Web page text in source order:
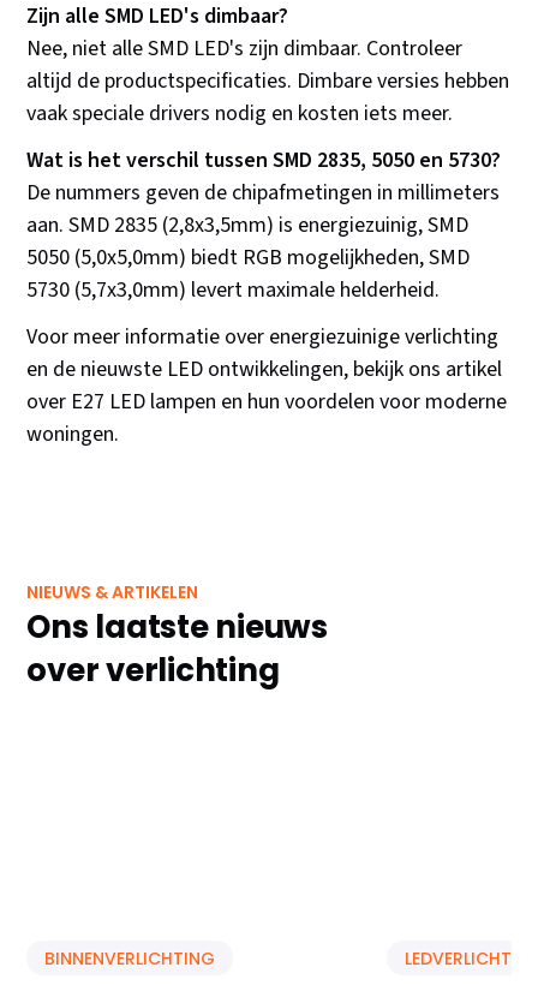
Zijn alle SMD LED's dimbaar?
Nee, niet alle SMD LED's zijn dimbaar. Controleer
altijd de productspecificaties. Dimbare versies hebben
vaak speciale drivers nodig en kosten iets meer.
Wat is het verschil tussen SMD 2835, 5050 en 5730?
De nummers geven de chipafmetingen in millimeters
aan. SMD 2835 (2,8x3,5mm) is energiezuinig, SMD
5050 (5,0x5,0mm) biedt RGB mogelijkheden, SMD
5730 (5,7x3,0mm) levert maximale helderheid.
Voor meer informatie over energiezuinige verlichting
en de nieuwste LED ontwikkelingen, bekijk ons artikel
over E27 LED lampen en hun voordelen voor moderne
woningen.
NIEUWS & ARTIKELEN
Ons laatste nieuws
over verlichting
BINNENVERLICHTING